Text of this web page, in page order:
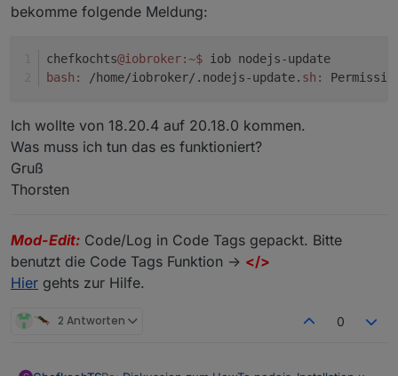
bekomme folgende Meldung:
chefkochts@iobroker:~$
iob nodejs-update
bash:
/home/iobroker/.nodejs-update. sh:
Ich wollte von 18.20.4 auf 20.18.0 kommen.
Was muss ich tun das es funktioniert?
Gruß
Thorsten
Mod-Edit: Code/Log in Code Tags gepackt. Bitte
benutzt die Code Tags Funktion -> </>
Hier gehts zur Hilfe.
2 Antworten 0